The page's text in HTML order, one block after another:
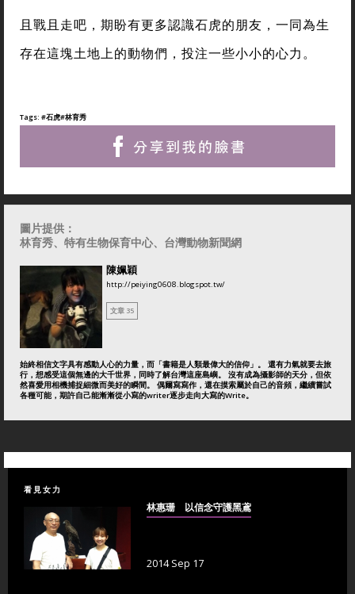
且戰且走吧，期盼有更多認識石虎的朋友，一同為生
存在這塊土地上的動物們，投注一些小小的心力。
Tags: #石虎#林育秀
圖片提供：
林育秀、特有生物保育中心、台灣動物新聞網
陳姵穎
http://peiying0608.blogspot.tw/
文章 35
始終相信文字具有感動人心的力量，而「書籍是人類最偉大的信仰」。 還有力氣就要去旅
行，想感受這個無邊的大千世界，同時了解台灣這座島嶼。 沒有成為攝影師的天分，但依
然喜愛用相機捕捉細微而美好的瞬間。 偶爾寫寫作，還在摸索屬於自己的音頻，繼續嘗試
各種可能，期許自己能漸漸從小寫的writer逐步走向大寫的Write。
看見女力
林惠珊 以信念守護黑鳶
2014 Sep 17